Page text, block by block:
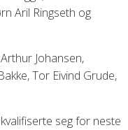
Aril Ringseth og
Johansen,
Tor Eivind Grude,
seg for neste